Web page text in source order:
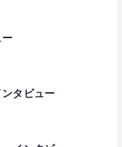
タビュー